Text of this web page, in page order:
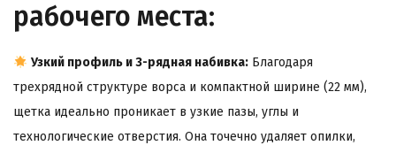
рабочего места:
Узкий профиль и 3-рядная набивка:Благодаря
трехрядной структуре ворса и компактной ширине (22 мм),
щетка идеально проникает в узкие пазы, углы и
технологические отверстия. Она точечно удаляет опилки,